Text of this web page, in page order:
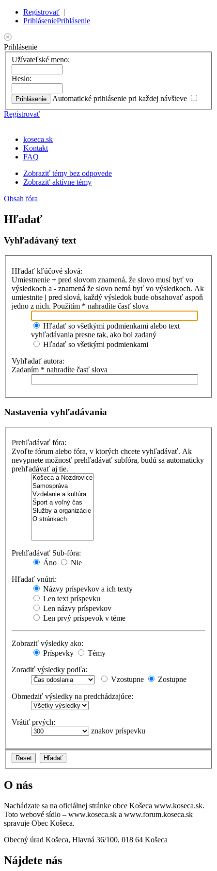
Registrovať |
PrihláseniePrihlásenie
Prihlásenie
Užívateľské meno:
Heslo:
Automatické prihlásenie pri každej návšteve
Registrovať
koseca.sk
Kontakt
FAQ
Zobraziť témy bez odpovede
Zobraziť aktívne témy
Obsah fóra
Hľadať
Vyhľadávaný text
Hľadať kľúčové slová:
Umiestnenie + pred slovom znamená, že slovo musí byť vo
výsledkoch a - znamená že slovo nemá byť vo výsledkoch. Ak
umiestnite | pred slová, každý výsledok bude obsahovať aspoň
jedno z nich. Použitím * nahradíte časť slova
Hľadať so všetkými podmienkami alebo text
vyhľadávania presne tak, ako bol zadaný
Hľadať so všetkými podmienkami
Vyhľadať autora:
Zadaním * nahradíte časť slova
Nastavenia vyhľadávania
Prehľadávať fóra:
Zvoľte fórum alebo fóra, v ktorých chcete vyhľadávať. Ak
nevypnete možnosť prehľadávať subfóra, budú sa automaticky
prehľadávať aj tie.
Prehľadávať Sub-fóra:
Áno
Nie
Hľadať vnútri:
Názvy príspevkov a ich texty
Len text príspevku
Len názvy príspevkov
Len prvý príspevok v téme
Zobraziť výsledky ako:
Príspevky
Témy
Zoradiť výsledky podľa:
Vzostupne
Zostupne
Obmedziť výsledky na predchádzajúce:
Vrátiť prvých:
znakov príspevku
O nás
Nachádzate sa na oficiálnej stránke obce Košeca www.koseca.sk.
Toto webové sídlo – www.koseca.sk a www.forum.koseca.sk
spravuje Obec Košeca.
Obecný úrad Košeca, Hlavná 36/100, 018 64 Košeca
Nájdete nás